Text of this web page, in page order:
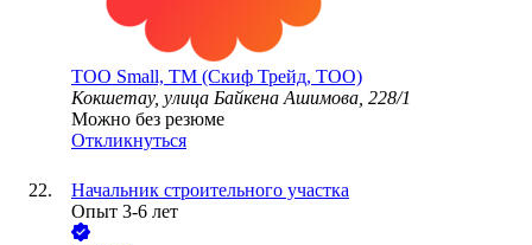
ТОО Small, ТМ (Скиф Трейд, ТОО)
Кокшетау, улица Байкена Ашимова, 228/1
Можно без резюме
Откликнуться
Начальник строительного участка
Опыт 3-6 лет